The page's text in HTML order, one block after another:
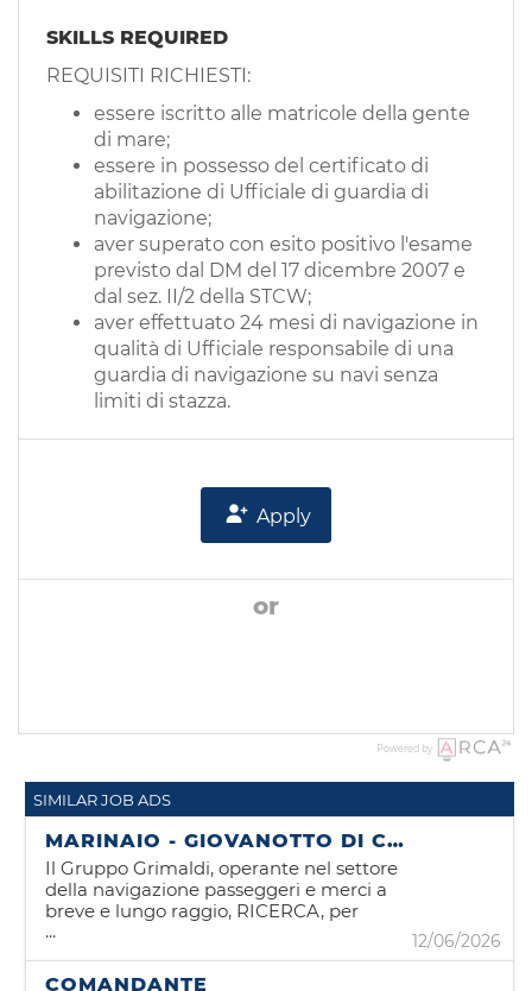
SKILLS REQUIRED
REQUISITI RICHIESTI:
essere iscritto alle matricole della gente
di mare;
essere in possesso del certificato di
abilitazione di Ufficiale di guardia di
navigazione;
aver superato con esito positivo l'esame
previsto dal DM del 17 dicembre 2007 e
dal sez. II/2 della STCW;
aver effettuato 24 mesi di navigazione in
qualità di Ufficiale responsabile di una
guardia di navigazione su navi senza
limiti di stazza.
Apply
or
Powered by
SIMILAR JOB ADS
MARINAIO - GIOVANOTTO DI COPERTA
Il Gruppo Grimaldi, operante nel settore
della navigazione passeggeri e merci a
breve e lungo raggio, RICERCA, per
l'utilizzo sulle unità naviganti che
MARINAIO (IMO II/4 - IMO II/5)
... 12/06/2026
COMANDANTE